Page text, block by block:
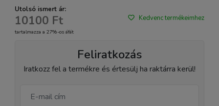
Utolsó ismert ár:
10100 Ft
tartalmazza a 27%-os áfát
Kedvenc termékeimhez
Feliratkozás
Iratkozz fel a termékre és értesülj ha raktárra kerül!